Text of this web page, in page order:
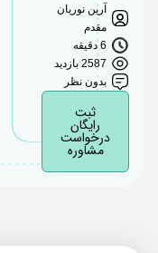
آرین نوریان
مقدم
6 دقیقه
2587 بازدید
بدون نظر
رایگان
درخواست
مشاوره